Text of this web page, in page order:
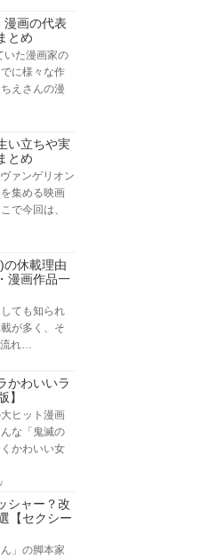
漫画の代表
とめ
いた漫画家の
に様々な作
えさんの漫
い立ちや実
とめ
ァンゲリオン
集める映画
で今回は、
の休載理由
漫画作品一
ても知られ
が多く、そ
流れ…
かわいいラ
】
ヒット漫画
な「鬼滅の
かわいい女
シャー？改
【セクシー
」の脚本家